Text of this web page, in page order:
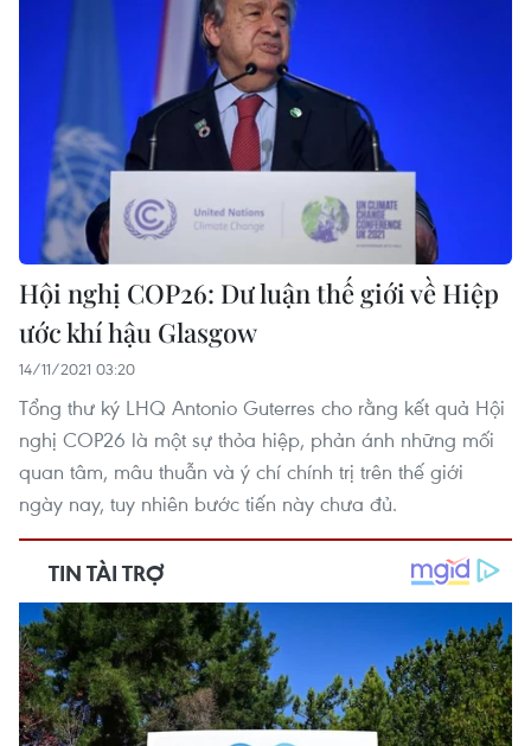
Hội nghị COP26: Dư luận thế giới về Hiệp
ước khí hậu Glasgow
14/11/2021 03:20
Tổng thư ký LHQ Antonio Guterres cho rằng kết quả Hội
nghị COP26 là một sự thỏa hiệp, phản ánh những mối
quan tâm, mâu thuẫn và ý chí chính trị trên thế giới
ngày nay, tuy nhiên bước tiến này chưa đủ.